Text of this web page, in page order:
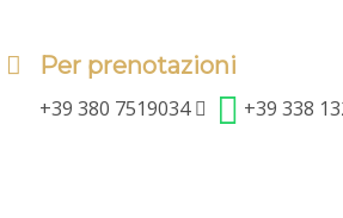
Per prenotazioni
+39 380 7519034 +39 338